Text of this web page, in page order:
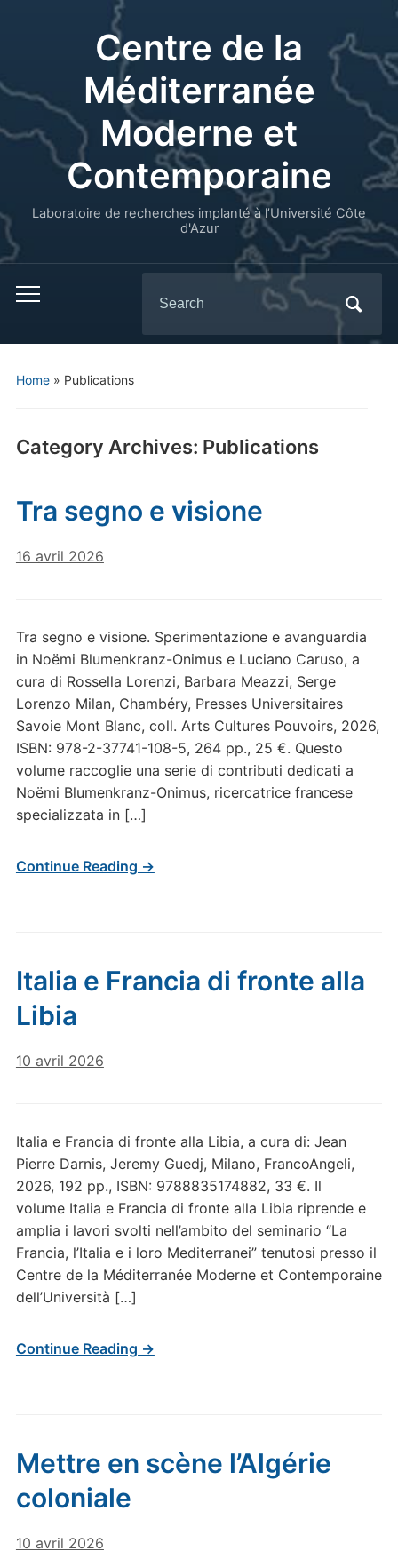
Centre de la
Méditerranée
Moderne et
Contemporaine
Laboratoire de recherches implanté à l’Université Côte
d'Azur
for:
Home» Publications
Category Archives: Publications
Tra segno e visione
16 avril 2026
Tra segno e visione. Sperimentazione e avanguardia
in Noëmi Blumenkranz-Onimus e Luciano Caruso, a
cura di Rossella Lorenzi, Barbara Meazzi, Serge
Lorenzo Milan, Chambéry, Presses Universitaires
Savoie Mont Blanc, coll. Arts Cultures Pouvoirs, 2026,
ISBN: 978-2-37741-108-5, 264 pp., 25 €. Questo
volume raccoglie una serie di contributi dedicati a
Noëmi Blumenkranz-Onimus, ricercatrice francese
specializzata in […]
Continue Reading →
Italia e Francia di fronte alla
Libia
10 avril 2026
Italia e Francia di fronte alla Libia, a cura di: Jean
Pierre Darnis, Jeremy Guedj, Milano, FrancoAngeli,
2026, 192 pp., ISBN: 9788835174882, 33 €. Il
volume Italia e Francia di fronte alla Libia riprende e
amplia i lavori svolti nell’ambito del seminario “La
Francia, l’Italia e i loro Mediterranei” tenutosi presso il
Centre de la Méditerranée Moderne et Contemporaine
dell’Università […]
Continue Reading →
Mettre en scène l’Algérie
coloniale
10 avril 2026